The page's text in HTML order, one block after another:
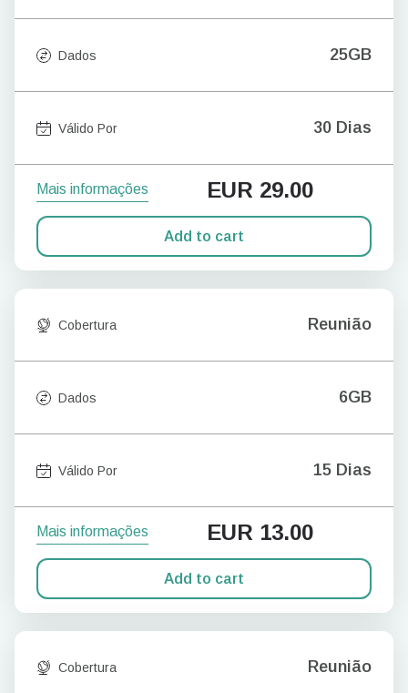
Dados 25GB
Válido Por 30 Dias
Mais informações EUR 29.00
Add to cart
Cobertura Reunião
Dados 6GB
Válido Por 15 Dias
Mais informações EUR 13.00
Add to cart
Cobertura Reunião